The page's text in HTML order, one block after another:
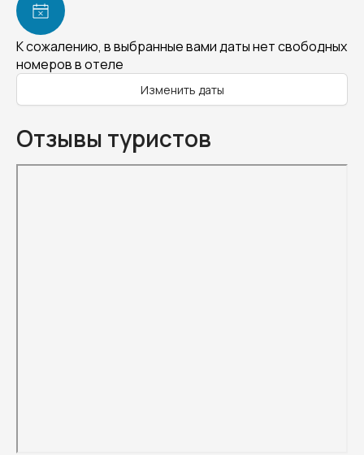
К сожалению, в выбранные вами даты нет свободных
номеров в отеле
Изменить даты
Отзывы туристов